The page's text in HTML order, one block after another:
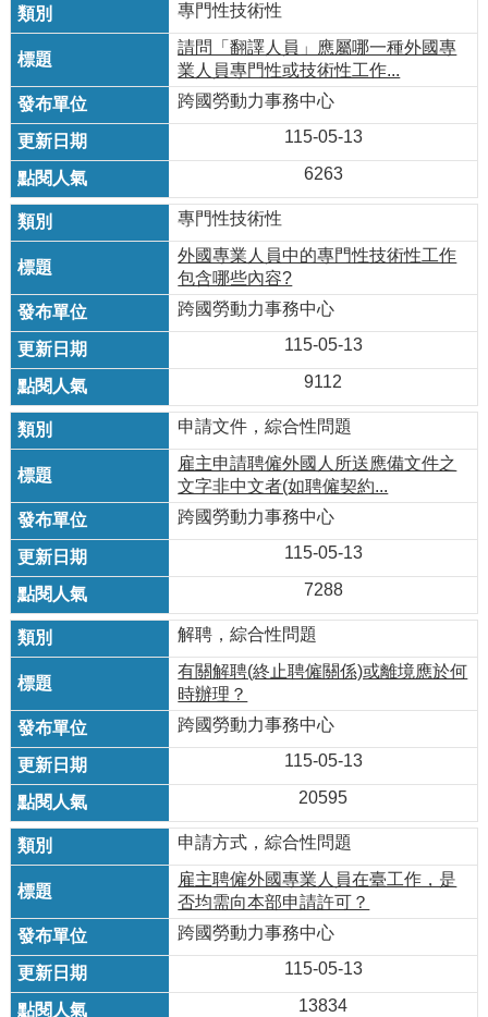
專門性技術性
請問「翻譯人員」應屬哪一種外國專
業人員專門性或技術性工作...
跨國勞動力事務中心
115-05-13
6263
專門性技術性
外國專業人員中的專門性技術性工作
包含哪些內容?
跨國勞動力事務中心
115-05-13
9112
申請文件，綜合性問題
雇主申請聘僱外國人所送應備文件之
文字非中文者(如聘僱契約...
跨國勞動力事務中心
115-05-13
7288
解聘，綜合性問題
有關解聘(終止聘僱關係)或離境應於何
時辦理？
跨國勞動力事務中心
115-05-13
20595
申請方式，綜合性問題
雇主聘僱外國專業人員在臺工作，是
否均需向本部申請許可？
跨國勞動力事務中心
115-05-13
13834